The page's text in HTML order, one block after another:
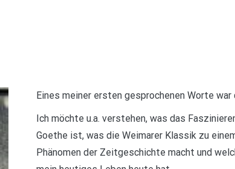
Eines meiner ersten gesprochenen Worte war
Ich möchte u.a. verstehen, was das
Goethe ist, was die Weimarer Klassik zu
Phänomen der Zeitgeschichte macht und